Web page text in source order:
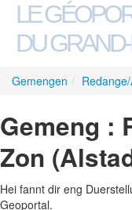
LE
DU
Gemengen /
Gemeng :
Zon
Hei fannt dir eng
Geoportal.